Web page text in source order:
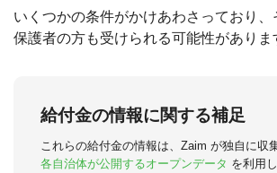
いくつかの条件がかけあわさっており
保護者の方も受けられる可能性がありま
給付金の情報に関する補足
これらの給付金の情報は、Zaim が独自に収
各自治体が公開するオープンデータ を利用